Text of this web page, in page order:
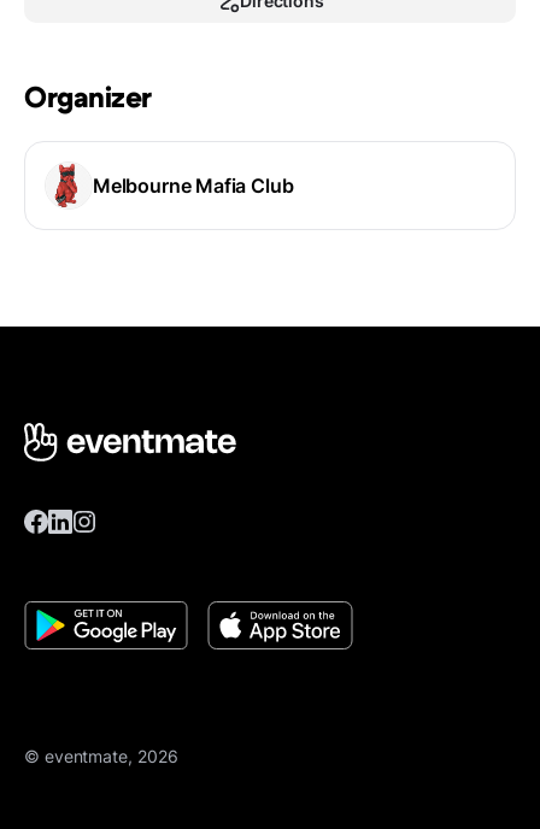
Organizer
Melbourne Mafia Club
© eventmate, 2026